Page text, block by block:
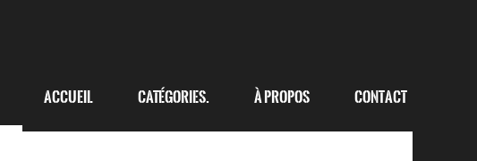
Accueil Catégories. à propos Contact